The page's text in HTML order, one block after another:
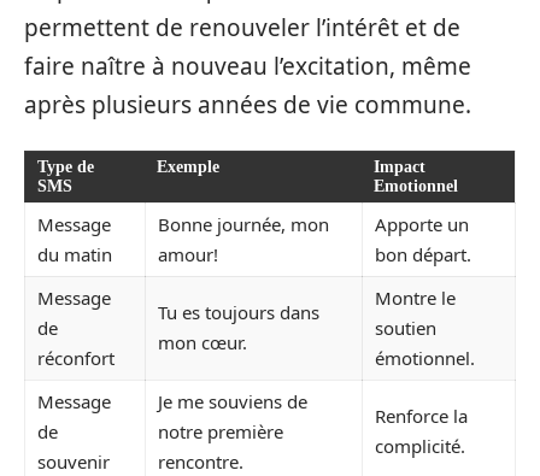
permettent de renouveler l’intérêt et de
faire naître à nouveau l’excitation, même
après plusieurs années de vie commune.
Type de
SMS
Exemple
Impact
Emotionnel
Message
du matin
Bonne journée, mon
amour!
Apporte un
bon départ.
Message
de
réconfort
Tu es toujours dans
mon cœur.
Montre le
soutien
émotionnel.
Message
de
souvenir
Je me souviens de
notre première
rencontre.
Renforce la
complicité.